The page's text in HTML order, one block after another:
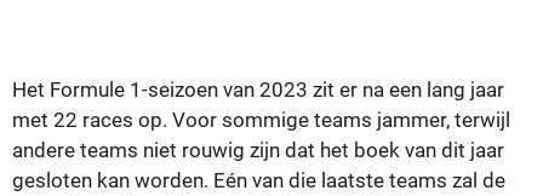
Het Formule 1-seizoen van 2023 zit er na een lang jaar
met 22 races op. Voor sommige teams jammer, terwijl
andere teams niet rouwig zijn dat het boek van dit jaar
gesloten kan worden. Eén van die laatste teams zal de